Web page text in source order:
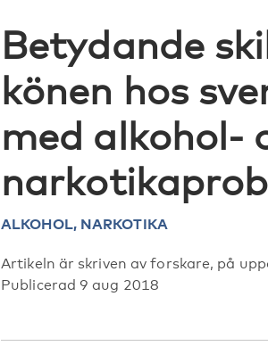
Betydande
könen hos
med alkohol-
ALKOHOL,NARKOTIKA
Artikeln är skriven av forskare, på
Publicerad 9 aug 2018